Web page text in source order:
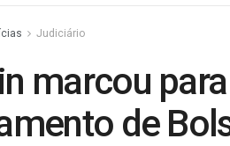
Judiciário
marcou
de